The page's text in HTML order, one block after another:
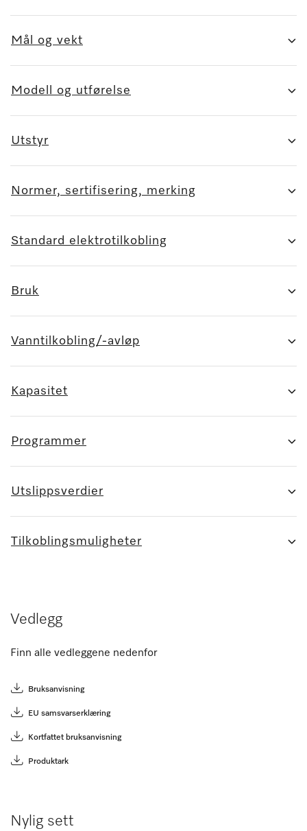
Mål og vekt
Modell og utførelse
Utstyr
Normer, sertifisering, merking
Standard elektrotilkobling
Bruk
Vanntilkobling/-avløp
Kapasitet
Programmer
Utslippsverdier
Tilkoblingsmuligheter
Vedlegg
Finn alle vedleggene nedenfor
Bruksanvisning
EU samsvarserklæring
Kortfattet bruksanvisning
Produktark
Nylig sett